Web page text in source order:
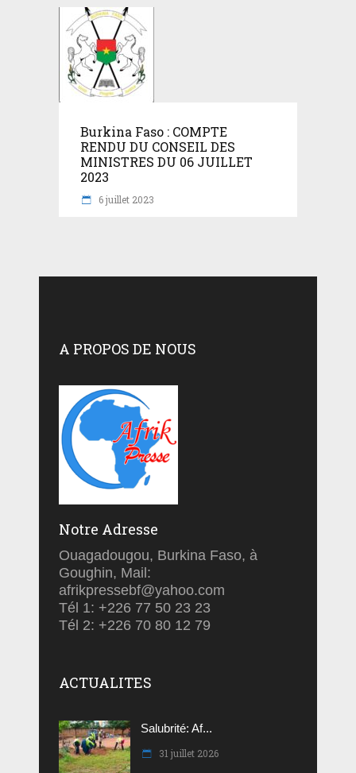
Burkina Faso : COMPTE
RENDU DU CONSEIL DES
MINISTRES DU 06 JUILLET
2023
6 juillet 2023
A PROPOS DE NOUS
Notre Adresse
Ouagadougou, Burkina Faso, à
Goughin, Mail:
afrikpressebf@yahoo.com
Tél 1: +226 77 50 23 23
Tél 2: +226 70 80 12 79
ACTUALITES
Salubrité: Af...
31 juillet 2026